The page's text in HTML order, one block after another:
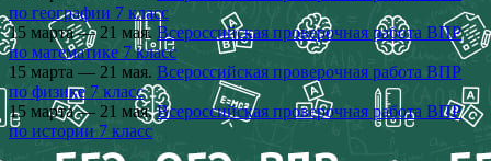
по географии 7 класс
15 марта — 21 мая. Всероссийская проверочная работа ВПР
по математике 7 класс
15 марта — 21 мая. Всероссийская проверочная работа ВПР
по физике 7 класс
15 марта — 21 мая.Всероссийская проверочная работа ВПР
по истории 7 класс